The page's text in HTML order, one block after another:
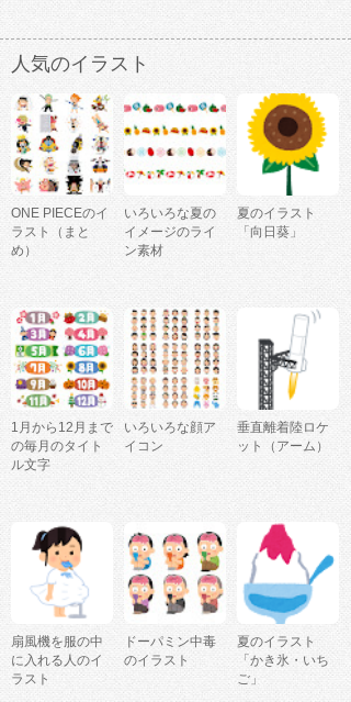
人気のイラスト
ONE PIECEのイ
ラスト（まと
め）
いろいろな夏の
イメージのライ
ン素材
夏のイラスト
「向日葵」
1月から12月まで
の毎月のタイト
ル文字
いろいろな顔ア
イコン
垂直離着陸ロケ
ット（アーム）
扇風機を服の中
に入れる人のイ
ラスト
ドーパミン中毒
のイラスト
夏のイラスト
「かき氷・いち
ご」